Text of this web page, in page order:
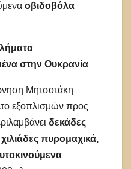
οβιδοβόλα
στην Ουκρανία
Μητσοτάκη
εξοπλισμών προς
δεκάδες
πυρομαχικά,